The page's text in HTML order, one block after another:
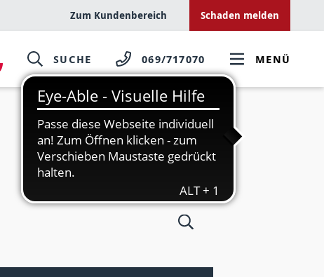
Zum Kundenbereich Schaden melden
SUCHE 069/717070 MENÜ